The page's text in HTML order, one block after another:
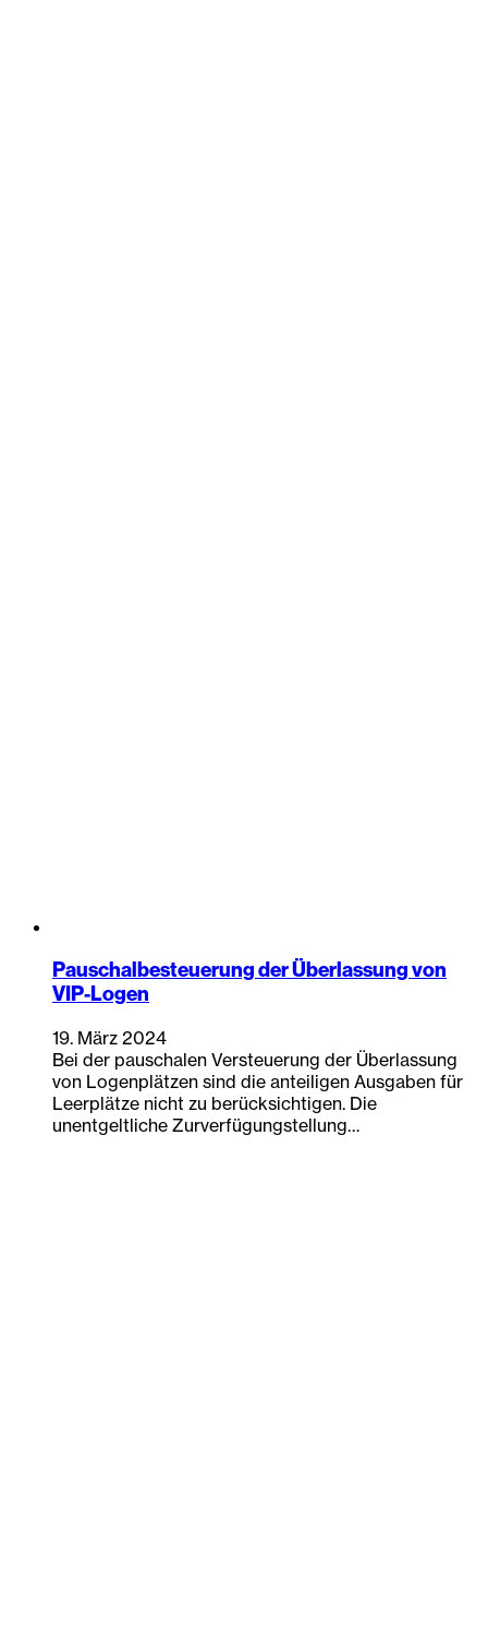
Pauschalbesteuerung der Überlassung von
VIP-Logen
19. März 2024
Bei der pauschalen Versteuerung der Überlassung
von Logenplätzen sind die anteiligen Ausgaben für
Leerplätze nicht zu berücksichtigen. Die
unentgeltliche Zurverfügungstellung…